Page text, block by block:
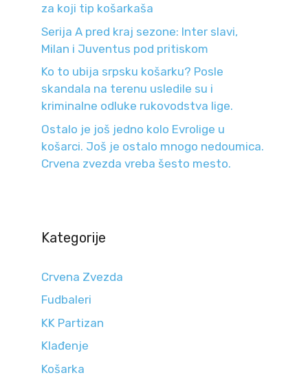
za koji tip košarkaša
Serija A pred kraj sezone: Inter slavi,
Milan i Juventus pod pritiskom
Ko to ubija srpsku košarku? Posle
skandala na terenu usledile su i
kriminalne odluke rukovodstva lige.
Ostalo je još jedno kolo Evrolige u
košarci. Još je ostalo mnogo nedoumica.
Crvena zvezda vreba šesto mesto.
Kategorije
Crvena Zvezda
Fudbaleri
KK Partizan
Klađenje
Košarka